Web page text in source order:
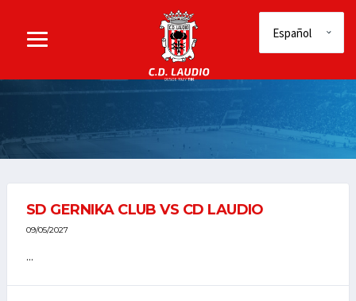
SD GERNIKA CLUB VS CD LAUDIO
09/05/2027
...